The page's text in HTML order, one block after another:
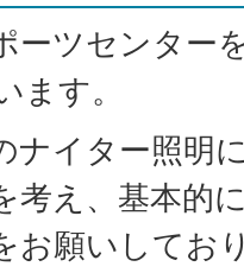
ーツセンター
ます。
ナイター照明
考え、基本的
お願いしてお